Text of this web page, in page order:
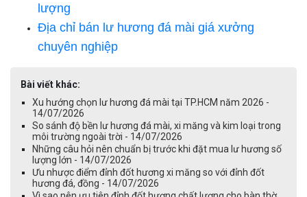
lượng
Địa chỉ bán lư hương đá mài giá xưởng
chuyên nghiệp
Bài viết khác:
Xu hướng chọn lư hương đá mài tại TP.HCM năm 2026 -
14/07/2026
So sánh độ bền lư hương đá mài, xi măng và kim loại trong
môi trường ngoài trời - 14/07/2026
Những câu hỏi nên chuẩn bị trước khi đặt mua lư hương số
lượng lớn - 14/07/2026
Ưu nhược điểm đỉnh đốt hương xi măng so với đỉnh đốt
hương đá, đồng - 14/07/2026